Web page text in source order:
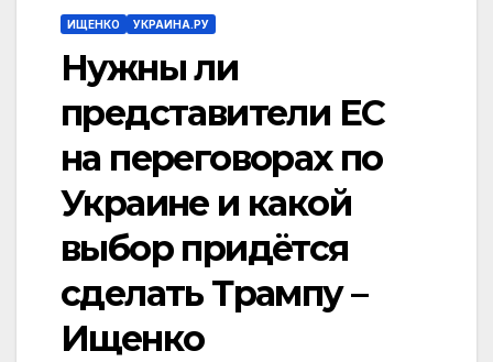
ИЩЕНКО УКРАИНА.РУ
Нужны ли
представители ЕС
на переговорах по
Украине и какой
выбор придётся
сделать Трампу –
Ищенко